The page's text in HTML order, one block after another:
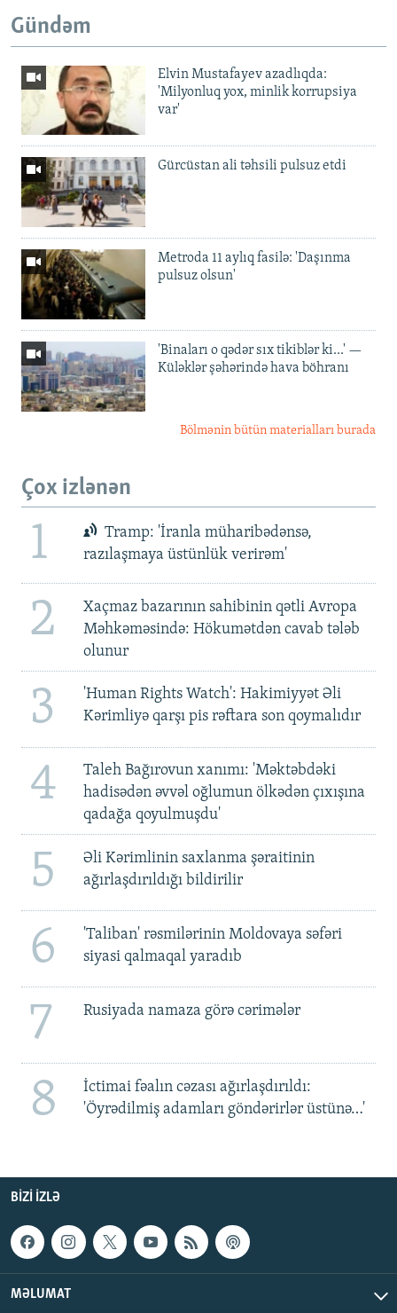
Gündəm
Elvin Mustafayev azadlıqda:
'Milyonluq yox, minlik korrupsiya
var'
Gürcüstan ali təhsili pulsuz etdi
Metroda 11 aylıq fasilə: 'Daşınma
pulsuz olsun'
'Binaları o qədər sıx tikiblər ki...' —
Küləklər şəhərində hava böhranı
Bölmənin bütün materialları burada
Çox izlənən
1
Tramp: 'İranla müharibədənsə,
razılaşmaya üstünlük verirəm'
2
Xaçmaz bazarının sahibinin qətli Avropa
Məhkəməsində: Hökumətdən cavab tələb
olunur
3
'Human Rights Watch': Hakimiyyət Əli
Kərimliyə qarşı pis rəftara son qoymalıdır
4
Taleh Bağırovun xanımı: 'Məktəbdəki
hadisədən əvvəl oğlumun ölkədən çıxışına
qadağa qoyulmuşdu'
5
Əli Kərimlinin saxlanma şəraitinin
ağırlaşdırıldığı bildirilir
6
'Taliban' rəsmilərinin Moldovaya səfəri
siyasi qalmaqal yaradıb
7 Rusiyada namaza görə cərimələr
8
İctimai fəalın cəzası ağırlaşdırıldı:
'Öyrədilmiş adamları göndərirlər üstünə…'
BIZI IZLƏ
MƏLUMAT